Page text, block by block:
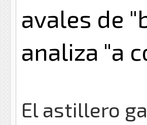
avales de
analiza "a
El astillero